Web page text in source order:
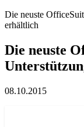
Die neuste
erhältlich
Die neuste
08.10.2015